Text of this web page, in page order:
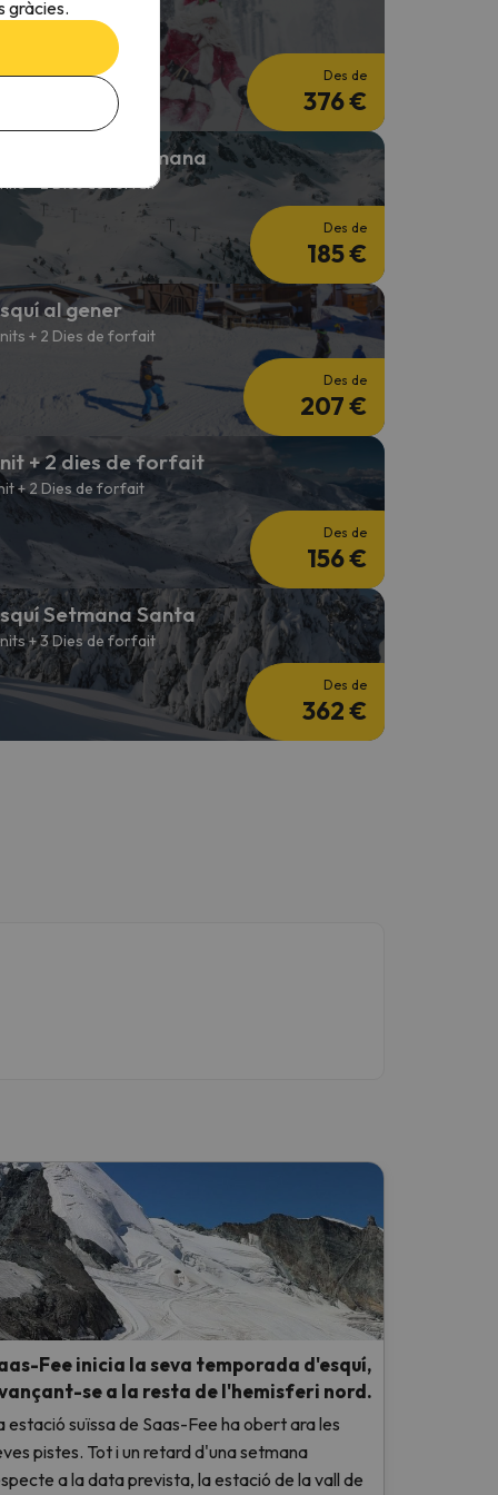
nits + 3 Dies de forfet
Des de
376 €
Esquí Cap de Setmana
+ 2 Dies de forfait
Des de
185 €
al gener
+ 2 Dies de forfait
Des de
207 €
nit + 2 dies de forfait
+ 2 Dies de forfait
Des de
156 €
Setmana Santa
+ 3 Dies de forfait
Des de
362 €
Fee inicia la seva temporada d'esquí,
se a la resta de l'hemisferi nord.
estació suïssa de Saas-Fee ha obert ara les
pistes. Tot i un retard d'una setmana
a la data prevista, la estació de la vall de
gràcies.